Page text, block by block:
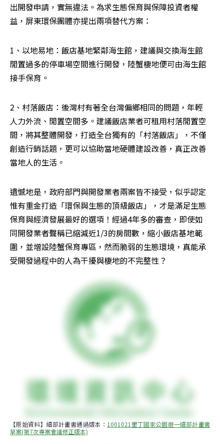
出開發申請，實無違法。為求生態保育與保障投資者權
益，屏東環保團體亦提出兩項替代方案：
1、以地易地：飯店基地緊鄰海生館，建議與交換海生館
閒置過多的停車場空間進行開發，陸蟹棲地便可由海生館
接手保育。
2、村落飯店：後灣村有著全台灣偏鄉相同的問題，年輕
人力外流、閒置空間多。建議飯店業者可租用村落閒置空
間，將其整體開發，打造全台獨有的「村落飯店」，不僅
創造行銷話題，更可以協助當地硬體建設改善，真正改善
當地人的生活。
遺憾地是，政府部門與開發業者兩案皆不接受，似乎認定
惟有重金打造「環保與生態的頂級飯店」，才是滿足生態
保育與經濟發展最好的選項！經過4年多的審查，即使如
同開發業者聲稱已縮減近1/3的房間數，縮小飯店基地範
圍，並增設陸蟹保育專區，然而脆弱的生態環境，真能承
受開發過程中的人為干擾與棲地的不完整性？
【原始資料】細部計畫書通過版本： 1001021墾丁國家公園遊一細部計畫書
草案(第7次專案會議修正版本)